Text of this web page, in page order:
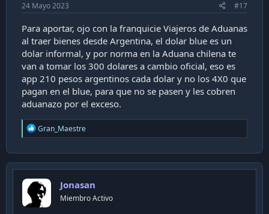
24 Mayo 2023 #17
Para aportar, ojo con la franquicie Viajeros de Aduanas
al traer bienes desde Argentina, el dolar blue es un
dolar informal, y por norma en la Aduana chilena te
van a tomar los 300 dolares a cambio oficial, eso es
app 210 pesos argentinos cada dolar y no los 4X0 que
pagan en el blue, para que no se pasen y les cobren
aduanazo por el exceso.
R
e
c
t
o
n
s
Gran_Maestre
Jonasan
Miembro Activo